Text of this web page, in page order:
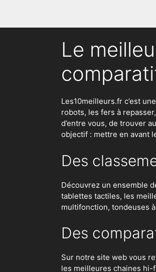
Le
Les10meilleurs.fr c’est
robots, les fers à repasser
d’entre vous, de trouver
objectif : mettre en avant
Des
Découvrez un ensemble
tablettes tactiles, les
multifonction, tondeuses
Des
Sur notre site web vous
les meilleures chaines hi-